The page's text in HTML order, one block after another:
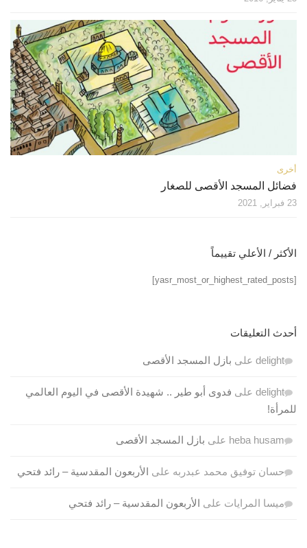
أخرى
فضائل المسجد الأقصى للصغار
23 فبراير, 2021
الأكثر / الأعلي تقييماً
[yasr_most_or_highest_rated_posts]
أحدث التعليقات
delight على بازل المسجد الأقصى
delight على فدوى أبو طير .. شهيدة الأقصى في اليوم العالمي
للمرأة!
heba husam على بازل المسجد الأقصى
حسان توفيق محمد عبدربه على الأربعون المقدسية – رائد فتحي
ميسا المرايات على الأربعون المقدسية – رائد فتحي